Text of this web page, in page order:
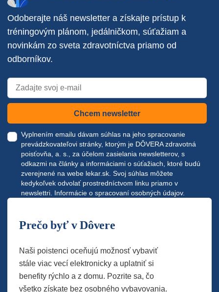
Odoberajte náš newsletter a získajte prístup k
tréningovým plánom, jedálničkom, súťažiam a
novinkám zo sveta zdravotníctva priamo od
odborníkov.
Chcem newsletter
Vyplnením emailu dávam súhlas na jeho spracovanie
prevádzkovateľovi stránky, ktorým je DÔVERA zdravotná
poisťovňa, a. s., za účelom zasielania newsletterov, s
odkazmi na články a informáciami o súťažiach, ktoré budú
zverejnené na webe lekar.sk. Svoj súhlas môžete
kedykoľvek odvolať prostredníctvom linku priamo v
newslettri. Informácie o spracovaní osobných údajov.
Prečo byť v Dôvere
Naši poistenci oceňujú možnosť vybaviť
stále viac vecí elektronicky a uplatniť si
benefity rýchlo a z domu. Pozrite sa, čo
všetko získate bez osobného vybavovania.